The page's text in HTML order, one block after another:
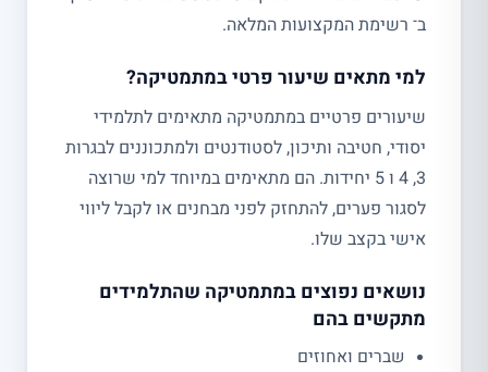
ב־ רשימת המקצועות המלאה.
למי מתאים שיעור פרטי במתמטיקה?
שיעורים פרטיים במתמטיקה מתאימים לתלמידי
יסודי, חטיבה ותיכון, לסטודנטים ולמתכוננים לבגרות
3, 4 ו 5 יחידות. הם מתאימים במיוחד למי שרוצה
לסגור פערים, להתחזק לפני מבחנים או לקבל ליווי
אישי בקצב שלו.
נושאים נפוצים במתמטיקה שהתלמידים
מתקשים בהם
שברים ואחוזים